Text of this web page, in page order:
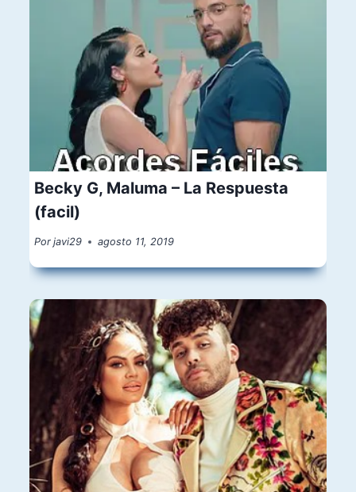
Becky G, Maluma – La Respuesta
(facil)
Por javi29 agosto 11, 2019